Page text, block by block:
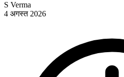
S Verma
4 अगस्त 2026